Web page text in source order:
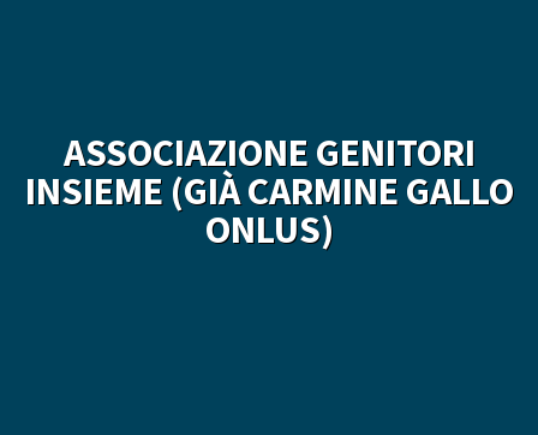
ASSOCIAZIONE GENITORI
INSIEME (GIÀ CARMINE GALLO
ONLUS)